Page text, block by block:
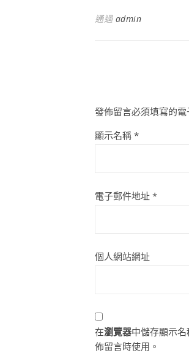
通過 admin
發佈留言必須填寫的
顯示名稱 *
電子郵件地址 *
個人網站網址
在瀏覽器中儲存顯示
佈留言時使用。